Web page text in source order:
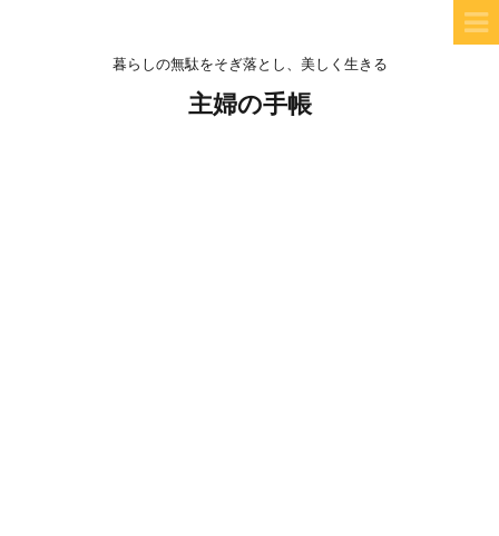
暮らしの無駄をそぎ落とし、美しく生きる
主婦の手帳